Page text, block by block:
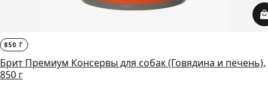
850 Г
Брит Премиум Консервы для собак (Говядина и печень),
850 г